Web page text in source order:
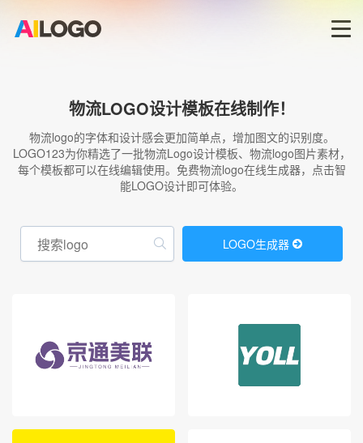
LOGO生成器→
LOGO模板
商标版权
物流LOGO设计模板在线制作！
物流logo的字体和设计感会更加简单点，增加图文的识别度。
LOGO123为你精选了一批物流Logo设计模板、物流logo图片素材，
每个模板都可以在线编辑使用。免费物流logo在线生成器，点击智
能LOGO设计即可体验。
LOGO生成器